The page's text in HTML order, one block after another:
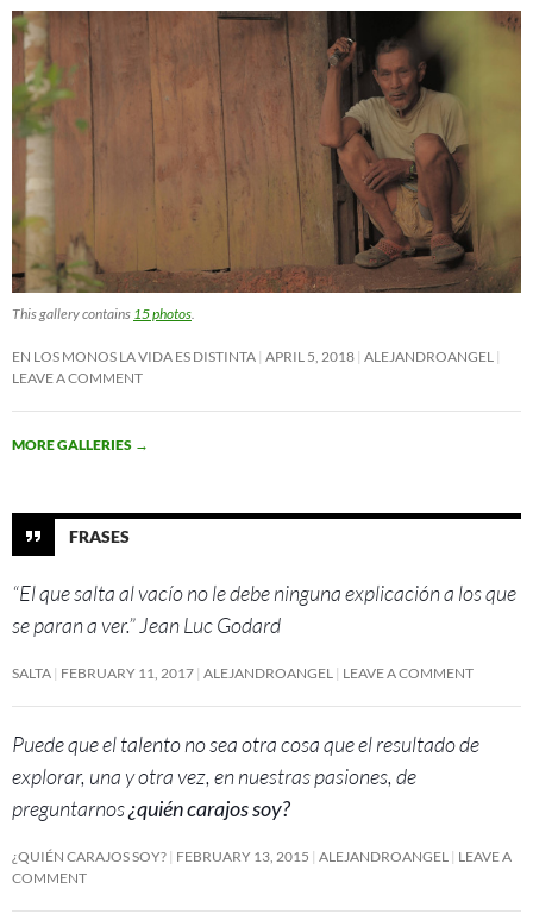
This gallery contains 15 photos
EN LOS MONOS LA VIDA ES DISTINTA APRIL 5, 2018 ALEJANDROANGEL
LEAVE A COMMENT
MORE GALLERIES →
FRASES
“El que salta al vacío no le debe ninguna explicación a los que
se paran a ver.” Jean Luc Godard
SALTA FEBRUARY 11, 2017 ALEJANDROANGEL LEAVE A COMMENT
Puede que el talento no sea otra cosa que el resultado de
explorar, una y otra vez, en nuestras pasiones, de
preguntarnos¿quién carajos soy?
¿QUIÉN CARAJOS SOY? FEBRUARY 13, 2015 ALEJANDROANGEL
LEAVE A
COMMENT